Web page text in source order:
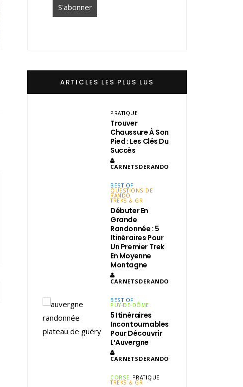
ARTICLES LES PLUS LUS
PRATIQUE
Trouver
Chaussure À Son
Pied : Les Clés Du
Succès
CARNETSDERANDO
BEST OF
QUESTIONS DE
RANDO
TREKS & GR
Débuter En
Grande
Randonnée : 5
Itinéraires Pour
Un Premier Trek
En Moyenne
Montagne
CARNETSDERANDO
BEST OF
PUY-DE-DÔME
5 Itinéraires
Incontournables
Pour Découvrir
L’Auvergne
CARNETSDERANDO
CORSE PRATIQUE
TREKS & GR